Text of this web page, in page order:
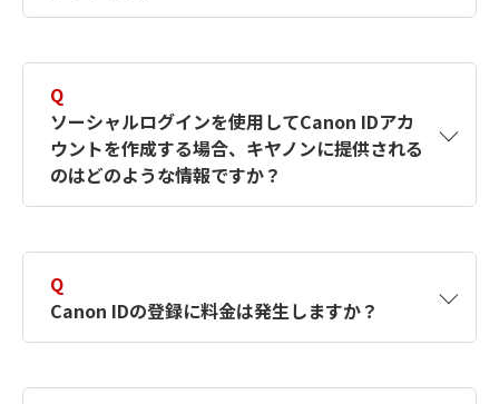
す。詳しい作成方法は【カメラ】Canon IDとは
何ですか？Canon IDの作成方法は？をご確認く
ださい。
Q
ソーシャルログインを使用してCanon IDアカ
ウントを作成する場合、キヤノンに提供される
のはどのような情報ですか？
択したサービスから取得します。アカウントを
簡単に作成できるように、この情報を使用して
Canon IDの登録フォームを入力します。
Q
Canon IDの登録に料金は発生しますか？